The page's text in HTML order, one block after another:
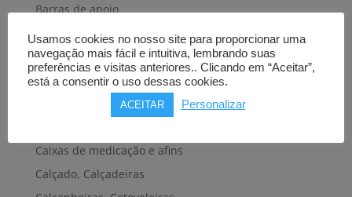
Barras de apoio
Bengalas, Canadianas e afins
Cadeiras de banho, banheira e sanitárias
Cadeiras de rodas elétricas
Cadeiras de rodas manuais
Caixas de medicação e afins
Calçado, Calçadeiras
Usamos cookies no nosso site para proporcionar uma
navegação mais fácil e intuitiva, lembrando suas
preferências e visitas anteriores.. Clicando em “Aceitar”,
está a consentir o uso dessas cookies.
ACEITAR Personalizar